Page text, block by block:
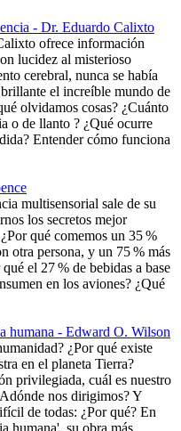
- Dr. Eduardo Calixto
ofrece información
lucidez al misterioso
cerebral, nunca se había
el increíble mundo de
olvidamos cosas? ¿Cuánto
o de llanto ? ¿Qué ocurre
Entender cómo funciona
multisensorial sale de su
los secretos mejor
qué comemos un 35 %
otra persona, y un 75 % más
el 27 % de bebidas a base
en los aviones? ¿Qué
humana - Edward O. Wilson
¿Por qué existe
en el planeta Tierra?
privilegiada, cuál es nuestro
nos dirigimos? Y
de todas: ¿Por qué? En
humana', su obra más